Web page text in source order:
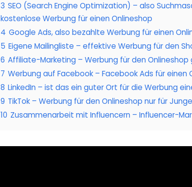
3 SEO (Search Engine Optimization) – also
kostenlose Werbung für einen Onlineshop
4 Google Ads, also bezahlte Werbung für einen
5 Eigene Mailingliste – effektive Werbung für den
6 Affiliate-Marketing – Werbung für den Onlineshop
7 Werbung auf Facebook – Facebook Ads für einen
8 LinkedIn – ist das ein guter Ort für die Werbung
9 TikTok – Werbung für den Onlineshop nur für
10 Zusammenarbeit mit Influencern – Influencer-